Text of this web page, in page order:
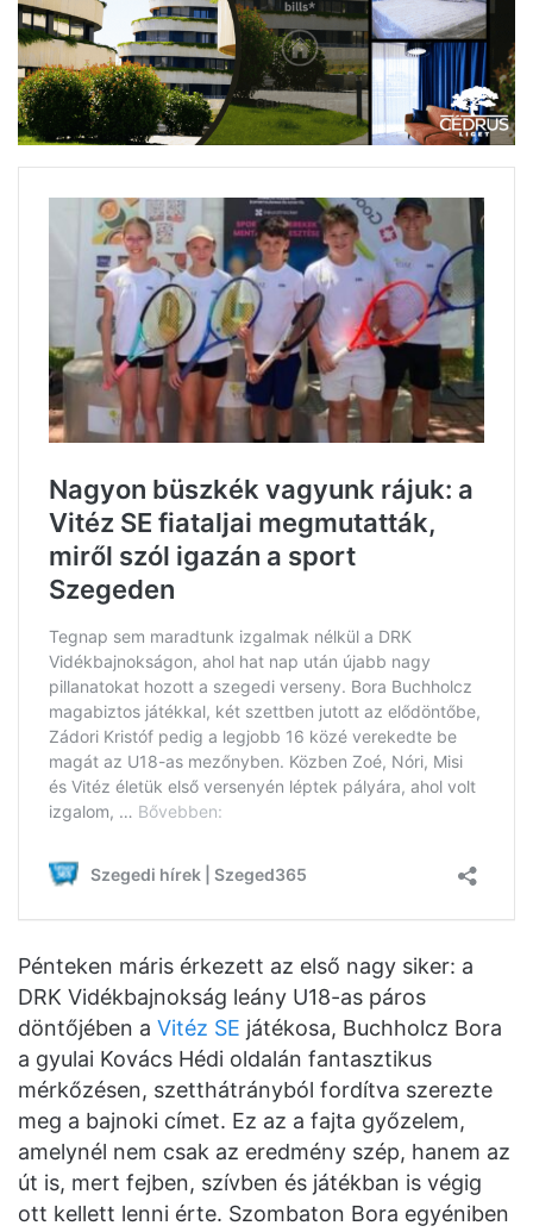
Pénteken máris érkezett az első nagy siker: a
DRK Vidékbajnokság leány U18-as páros
döntőjében a Vitéz SE játékosa, Buchholcz Bora
a gyulai Kovács Hédi oldalán fantasztikus
mérkőzésen, szetthátrányból fordítva szerezte
meg a bajnoki címet. Ez az a fajta győzelem,
amelynél nem csak az eredmény szép, hanem az
út is, mert fejben, szívben és játékban is végig
ott kellett lenni érte. Szombaton Bora egyéniben